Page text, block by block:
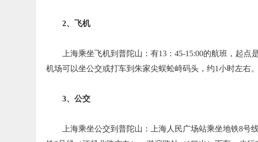
2、飞机
上海乘坐飞机到普陀山：有13：45-15:00的航班，起
机场可以坐公交或打车到朱家尖蜈蚣峙码头，约1小时左右
3、公交
上海乘坐公交到普陀山：上海人民广场站乘坐地铁8